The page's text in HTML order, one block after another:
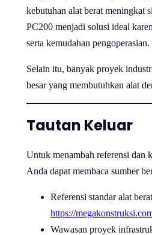
kebutuhan alat berat meningkat
PC200 menjadi solusi ideal
serta kemudahan pengoperasian.
Selain itu, banyak proyek
besar yang membutuhkan alat
Tautan Keluar
Untuk menambah referensi dan
Anda dapat membaca sumber
Referensi standar alat
https://
Wawasan proyek